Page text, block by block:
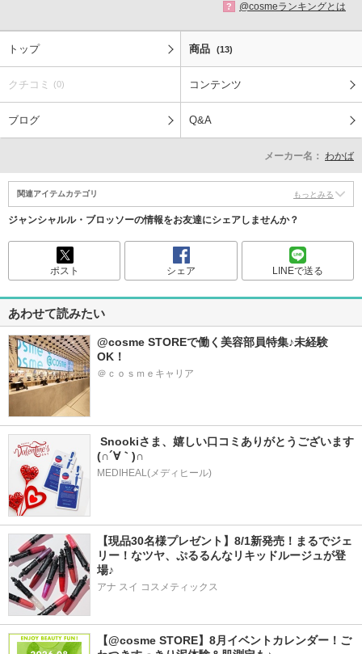
? @cosmeランキングとは
トップ 商品 (13)
クチコミ (0) コンテンツ
ブログ Q&A
メーカー名： わかば
関連アイテムカテゴリ もっとみる
ジャンシャルル・ブロッソーの情報をお友達にシェアしませんか？
ポスト シェア LINEで送る
あわせて読みたい
@cosme STOREで働く美容部員特集♪未経験
OK！
＠ｃｏｓｍｅキャリア
Snookiさま、嬉しい口コミありがとうございます
(∩´∀｀)∩
MEDIHEAL(メディヒール)
【現品30名様プレゼント】8/1新発売！まるでジェ
リー！なツヤ、ぷるるんなリキッドルージュが登
場♪
アナ スイ コスメティックス
【@cosme STORE】8月イベントカレンダー！ご